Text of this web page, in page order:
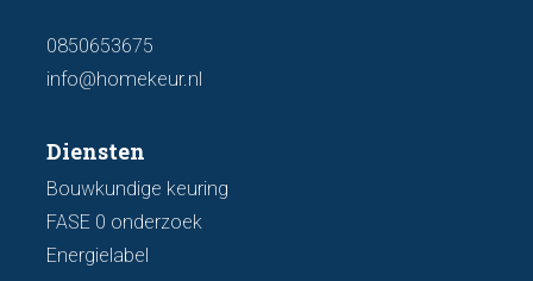
0850653675
info@homekeur.nl
Diensten
Bouwkundige keuring
FASE 0 onderzoek
Energielabel